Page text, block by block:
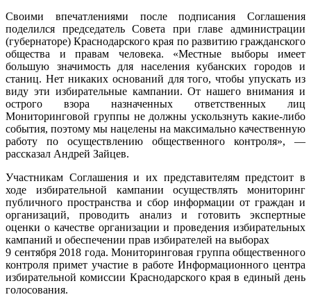
Своими впечатлениями после подписания Соглашения
поделился председатель Совета при главе администрации
(губернаторе) Краснодарского края по развитию гражданского
общества и правам человека. «Местные выборы имеет
большую значимость для населения кубанских городов и
станиц. Нет никаких оснований для того, чтобы упускать из
виду эти избирательные кампании. От нашего внимания и
острого взора назначенных ответственных лиц
Мониторинговой группы не должны ускользнуть какие-либо
события, поэтому мы нацелены на максимально качественную
работу по осуществлению общественного контроля», —
рассказал Андрей Зайцев.
Участникам Соглашения и их представителям предстоит в
ходе избирательной кампании осуществлять мониторинг
публичного пространства и сбор информации от граждан и
организаций, проводить анализ и готовить экспертные
оценки о качестве организации и проведения избирательных
кампаний и обеспечении прав избирателей на выборах
9 сентября 2018 года. Мониторинговая группа общественного
контроля примет участие в работе Информационного центра
избирательной комиссии Краснодарского края в единый день
голосования.